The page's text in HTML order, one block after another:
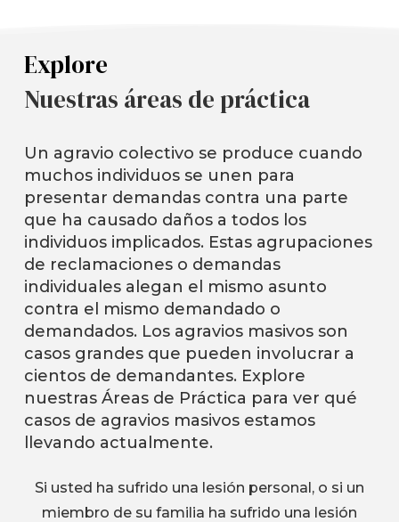
Explore
Nuestras áreas de práctica
Un agravio colectivo se produce cuando
muchos individuos se unen para
presentar demandas contra una parte
que ha causado daños a todos los
individuos implicados. Estas agrupaciones
de reclamaciones o demandas
individuales alegan el mismo asunto
contra el mismo demandado o
demandados. Los agravios masivos son
casos grandes que pueden involucrar a
cientos de demandantes. Explore
nuestras Áreas de Práctica para ver qué
casos de agravios masivos estamos
llevando actualmente.
Si usted ha sufrido una lesión personal, o si un
miembro de su familia ha sufrido una lesión